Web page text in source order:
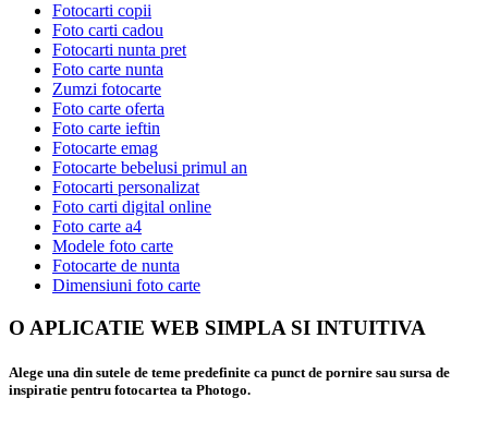
Fotocarti copii
Foto carti cadou
Fotocarti nunta pret
Foto carte nunta
Zumzi fotocarte
Foto carte oferta
Foto carte ieftin
Fotocarte emag
Fotocarte bebelusi primul an
Fotocarti personalizat
Foto carti digital online
Foto carte a4
Modele foto carte
Fotocarte de nunta
Dimensiuni foto carte
O APLICATIE WEB SIMPLA SI INTUITIVA
Alege una din sutele de teme predefinite ca punct de pornire sau sursa de
inspiratie pentru fotocartea ta Photogo.